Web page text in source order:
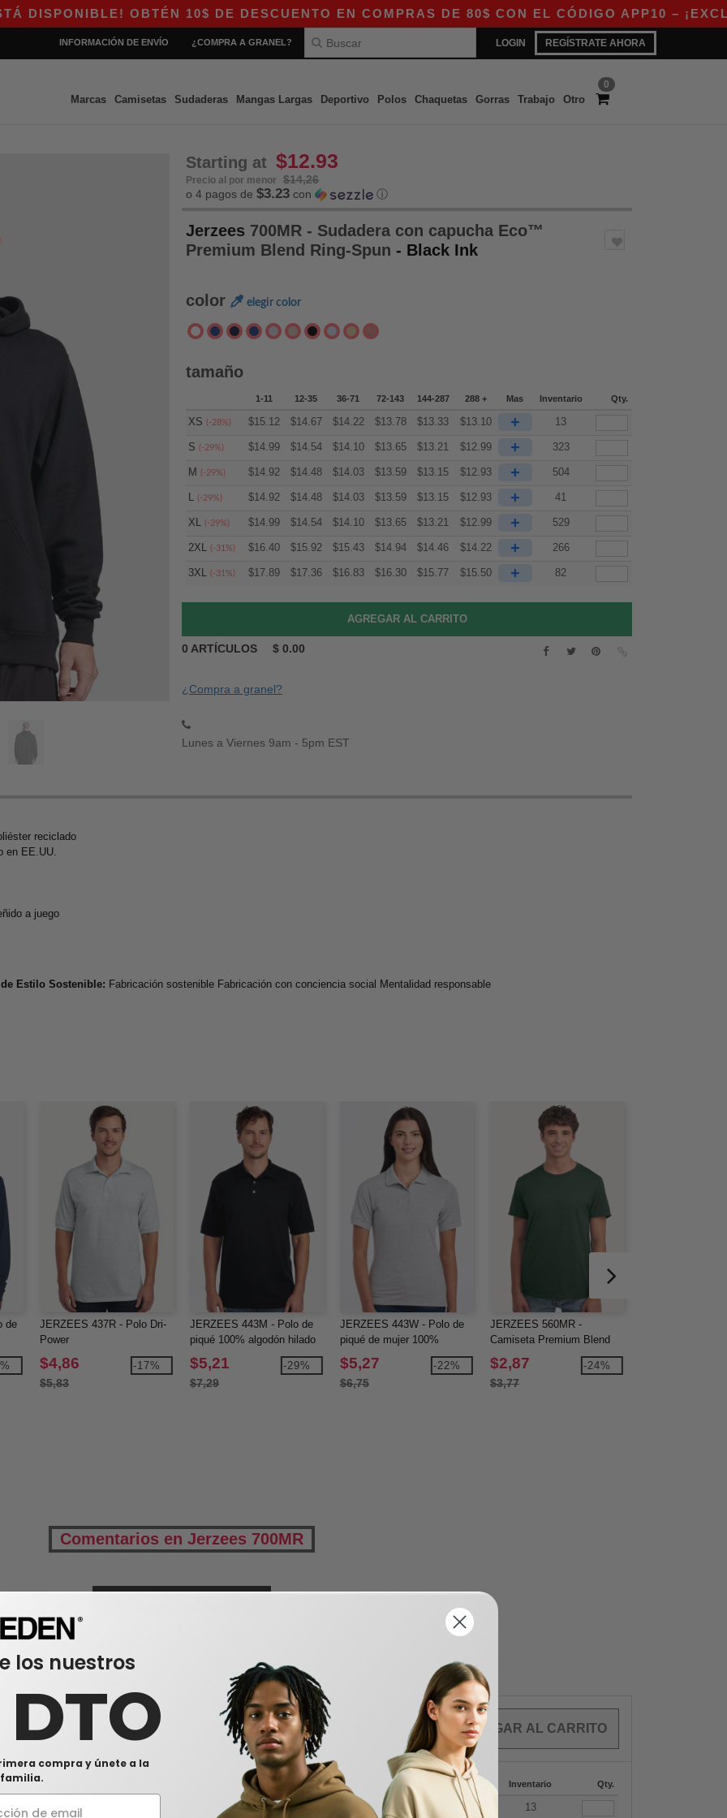
OBTÉN 10$ DE DESCUENTO EN COMPRAS DE 80$ CON EL CÓDIGO APP10 – ¡EXCLUSIVO
LOGIN REGÍSTRATE AHORA
INFORMACIÓN DE ENVÍO ¿COMPRA A GRANEL?
0
Marcas Camisetas Sudaderas Mangas Largas Deportivo Polos Chaquetas Gorras Trabajo Otro
Starting at $12.93
Precio al por menor
$14,26
o 4 pagos de $3.23 con ⓘ
Jerzees 700MR - Sudadera con capucha Eco™
Premium Blend Ring-Spun - Black Ink
color elegir color
tamaño
1-11 12-35 36-71 72-143 144-287 288 + Mas Inventario Qty.
XS (-28%) $15.12 $14.67 $14.22 $13.78 $13.33 $13.10 + 13
S (-29%) $14.99 $14.54 $14.10 $13.65 $13.21 $12.99 + 323
M (-29%) $14.92 $14.48 $14.03 $13.59 $13.15 $12.93 + 504
L (-29%) $14.92 $14.48 $14.03 $13.59 $13.15 $12.93 + 41
XL (-29%) $14.99 $14.54 $14.10 $13.65 $13.21 $12.99 + 529
2XL (-31%) $16.40 $15.92 $15.43 $14.94 $14.46 $14.22 + 266
3XL (-31%) $17.89 $17.36 $16.83 $16.30 $15.77 $15.50 + 82
0 ARTÍCULOS $ 0.00
¿Compra a granel?
Lunes a Viernes 9am - 5pm EST
reciclado
en EE.UU.
a juego
Estilo Sostenible: Fabricación sostenible Fabricación con conciencia social Mentalidad responsable
de
JERZEES 437R - Polo Dri-
Power
$4,86
$5,83
-17%
JERZEES 443M - Polo de
piqué 100% algodón hilado
en anillos
$5,21
$7,29
-29%
JERZEES 443W - Polo de
piqué de mujer 100%
algodón hilado en anillos
$5,27
$6,75
-22%
JERZEES 560MR -
Camiseta Premium Blend
Ring-Spun
$2,87
$3,77
-24%
Comentarios en Jerzees 700MR
0ARTÍCULOS 0.00
36-71 72-143 Mas Inventario Qty.
(-28%) $14.22 $13.78 $ 13.33 $13.10 + 13
los nuestros
compra y únete a la
familia.